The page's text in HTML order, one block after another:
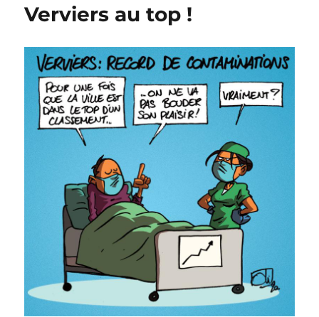
Verviers au top !